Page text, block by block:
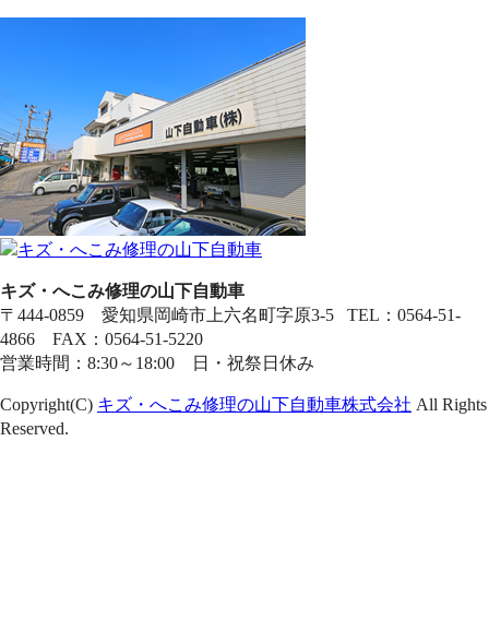
キズ・へこみ修理の山下自動車
〒444-0859 愛知県岡崎市上六名町字原3-5 TEL：0564-51-
4866 FAX：0564-51-5220
営業時間：8:30～18:00 日・祝祭日休み
Copyright(C) キズ・へこみ修理の山下自動車株式会社 All Rights
Reserved.